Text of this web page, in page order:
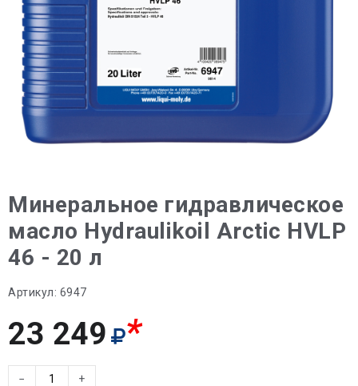
Минеральное гидравлическое
масло Hydraulikoil Arctic HVLP
46 - 20 л
Артикул: 6947
23 249 *
− +